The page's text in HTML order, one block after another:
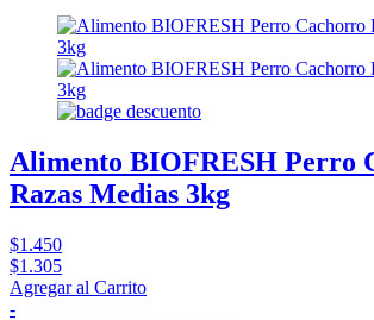
Alimento BIOFRESH Perro
Razas Medias 3kg
$1.450
$1.305
Agregar al Carrito
-